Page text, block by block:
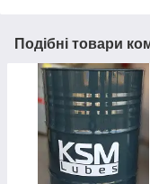
Подібні товари